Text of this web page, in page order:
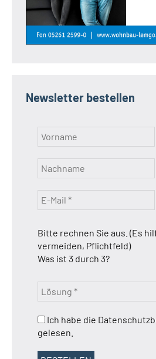
Newsletter bestellen
Bitte rechnen Sie aus. (Es
vermeiden, Pflichtfeld)
Was ist 3 durch 3?
Ich habe die
gelesen.